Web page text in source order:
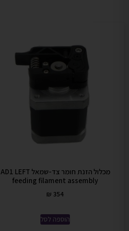
מכלול הזנת חומר צד-שמאל AD1 LEFT
feeding filament assembly
₪ 354
הוספה לסל